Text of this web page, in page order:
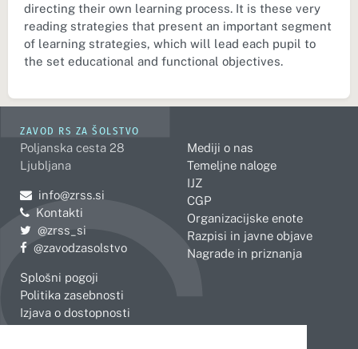
directing their own learning process. It is these very
reading strategies that present an important segment
of learning strategies, which will lead each pupil to
the set educational and functional objectives.
ZAVOD RS ZA ŠOLSTVO
Poljanska cesta 28
Ljubljana
Pošljite e-mail na
info@zrss.si
Kontakti
Pojdite na Twitter:
@zrss_si
Pojdite na Facebook:
@zavodzasolstvo
Splošni pogoji
Politika zasebnosti
Izjava o dostopnosti
Mediji o nas
Temeljne naloge
IJZ
CGP
Organizacijske enote
Razpisi in javne objave
Nagrade in priznanja